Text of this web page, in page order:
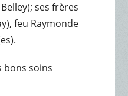
ses frères
feu Raymonde
bons soins